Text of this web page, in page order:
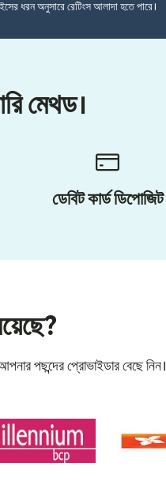
ধরন অনুসারে রেটিংস আলাদা হতে পারে।
মেথড।
ডেবিট কার্ড ডিপোজিট
পছন্দের প্রোভাইডার বেছে নিন।